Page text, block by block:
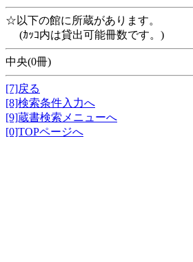
☆以下の館に所蔵があります。
(ｶｯｺ内は貸出可能冊数です。)
中央(0冊)
[7]戻る
[8]検索条件入力へ
[9]蔵書検索メニューへ
[0]TOPページへ